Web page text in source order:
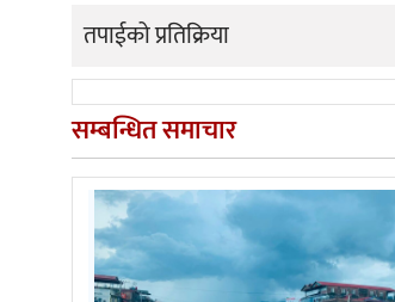
तपाईको प्रतिक्रिया
सम्बन्धित समाचार